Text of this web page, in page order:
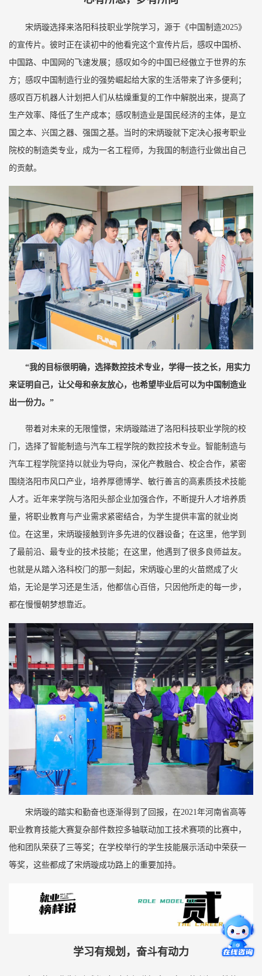
宋炳璇选择来洛阳科技职业学院学习，源于《中国制造2025》
的宣传片。彼时正在读初中的他看完这个宣传片后，感叹中国桥、
中国路、中国网的飞速发展；感叹如今的中国已经傲立于世界的东
方；感叹中国制造行业的强势崛起给大家的生活带来了许多便利；
感叹百万机器人计划把人们从枯燥重复的工作中解脱出来，提高了
生产效率、降低了生产成本；感叹制造业是国民经济的主体，是立
国之本、兴国之器、强国之基。当时的宋炳璇就下定决心报考职业
院校的制造类专业，成为一名工程师，为我国的制造行业做出自己
的贡献。
“我的目标很明确，选择数控技术专业，学得一技之长，用实力
来证明自己，让父母和亲友放心，也希望毕业后可以为中国制造业
出一份力。”
带着对未来的无限憧憬，宋炳璇踏进了洛阳科技职业学院的校
门，选择了智能制造与汽车工程学院的数控技术专业。智能制造与
汽车工程学院坚持以就业为导向，深化产教融合、校企合作，紧密
围绕洛阳市风口产业，培养厚德博学、敏行善言的高素质技术技能
人才。近年来学院与洛阳头部企业加强合作，不断提升人才培养质
量，将职业教育与产业需求紧密结合，为学生提供丰富的就业岗
位。在这里，宋炳璇接触到许多先进的仪器设备；在这里，他学到
了最前沿、最专业的技术技能；在这里，他遇到了很多良师益友。
也就是从踏入洛科校门的那一刻起，宋炳璇心里的火苗燃成了火
焰，无论是学习还是生活，他都信心百倍，只因他所走的每一步，
都在慢慢朝梦想靠近。
宋炳璇的踏实和勤奋也逐渐得到了回报，在2021年河南省高等
职业教育技能大赛复杂部件数控多轴联动加工技术赛项的比赛中，
他和团队荣获了三等奖；在学校举行的学生技能展示活动中荣获一
等奖，这些都成了宋炳璇成功路上的重要加持。
学习有规划，奋斗有动力